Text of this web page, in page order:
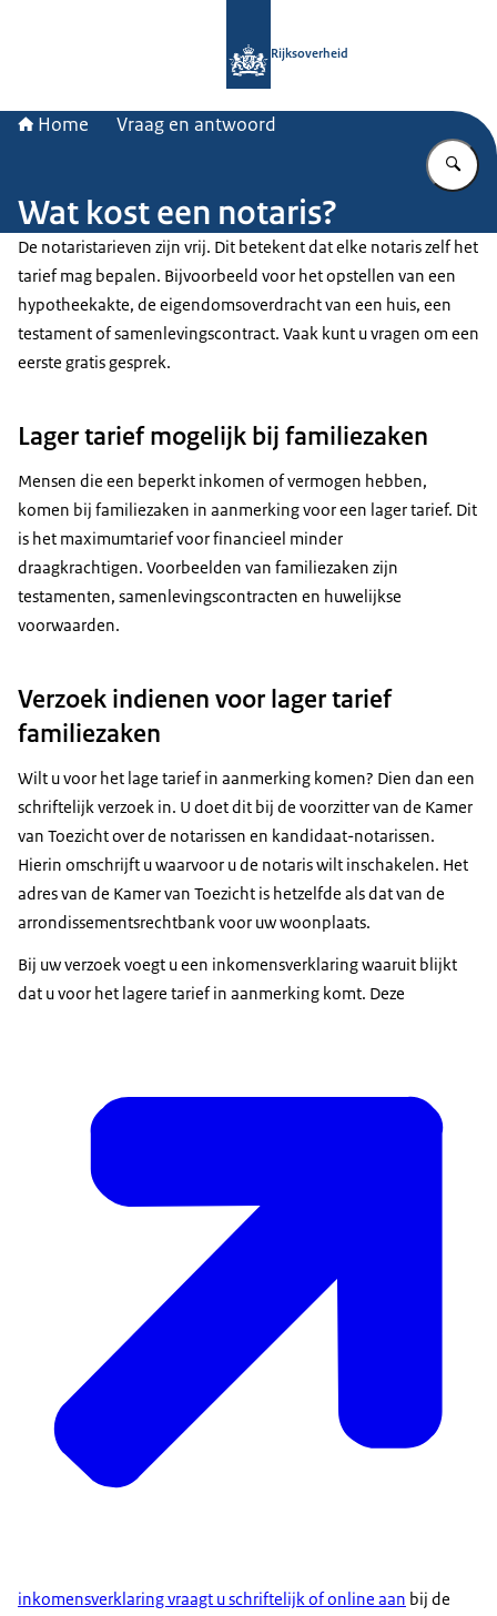
Rijksoverheid
Home Vraag en antwoord
Wat kost een notaris?
De notaristarieven zijn vrij. Dit betekent dat elke notaris zelf het
tarief mag bepalen. Bijvoorbeeld voor het opstellen van een
hypotheekakte, de eigendomsoverdracht van een huis, een
testament of samenlevingscontract. Vaak kunt u vragen om een
eerste gratis gesprek.
Lager tarief mogelijk bij familiezaken
Mensen die een beperkt inkomen of vermogen hebben,
komen bij familiezaken in aanmerking voor een lager tarief. Dit
is het maximumtarief voor financieel minder
draagkrachtigen. Voorbeelden van familiezaken zijn
testamenten, samenlevingscontracten en huwelijkse
voorwaarden.
Verzoek indienen voor lager tarief
familiezaken
Wilt u voor het lage tarief in aanmerking komen? Dien dan een
schriftelijk verzoek in. U doet dit bij de voorzitter van de Kamer
van Toezicht over de notarissen en kandidaat-notarissen.
Hierin omschrijft u waarvoor u de notaris wilt inschakelen. Het
adres van de Kamer van Toezicht is hetzelfde als dat van de
arrondissementsrechtbank voor uw woonplaats.
Bij uw verzoek voegt u een inkomensverklaring waaruit blijkt
dat u voor het lagere tarief in aanmerking komt. Deze
inkomensverklaring vraagt u schriftelijk of online aan bij de